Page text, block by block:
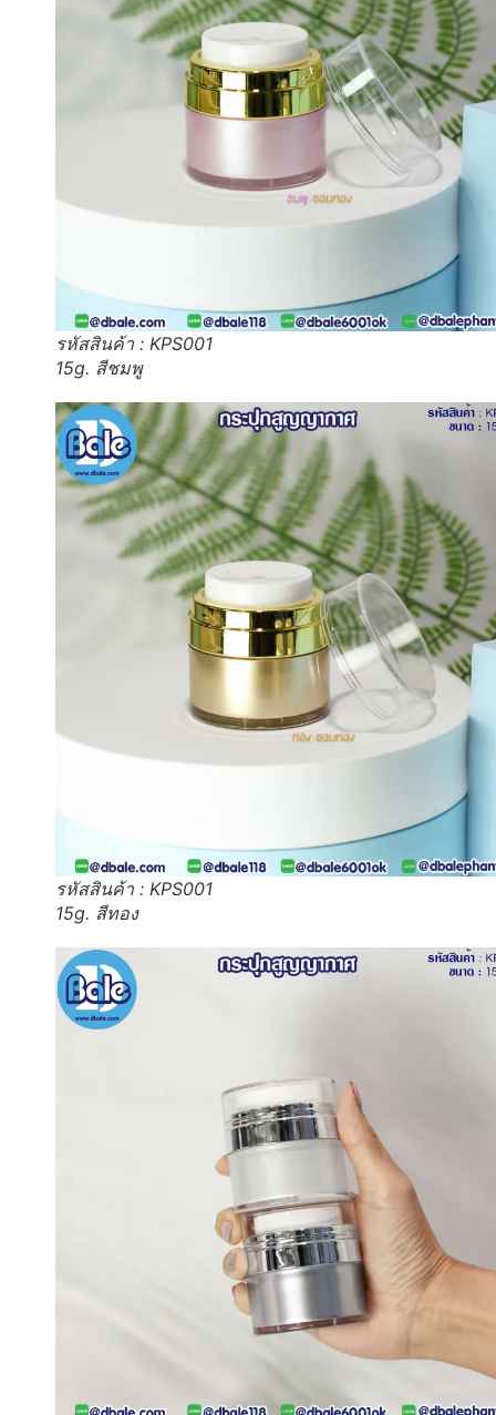
รหัสสินค้า : KPS001
15g. สีชมพู
รหัสสินค้า : KPS001
15g. สีทอง